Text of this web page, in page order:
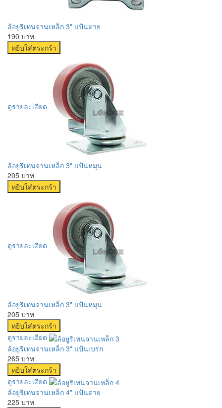
ล้อยูริเทนจานเหล็ก 3" แป้นตาย
190 บาท
ดูรายละเอียด
ล้อยูริเทนจานเหล็ก 3" แป้นหมุน
205 บาท
ดูรายละเอียด
ล้อยูริเทนจานเหล็ก 3" แป้นหมุน
205 บาท
ดูรายละเอียด
ล้อยูริเทนจานเหล็ก 3" แป้นเบรก
265 บาท
ดูรายละเอียด
ล้อยูริเทนจานเหล็ก 4" แป้นตาย
225 บาท